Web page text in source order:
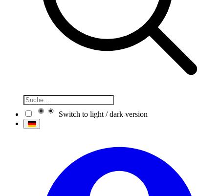
Switch to light / dark version